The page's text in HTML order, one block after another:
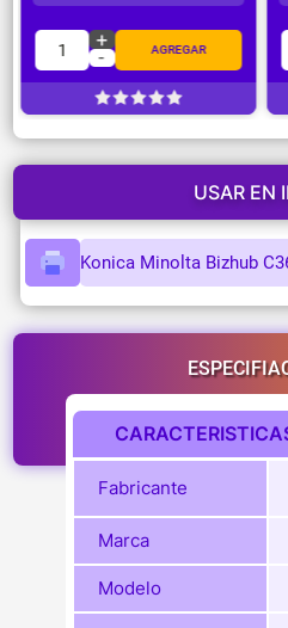
+
- AGREGAR
USAR EN
Konica Minolta Bizhub
Fabricante
Marca
Modelo